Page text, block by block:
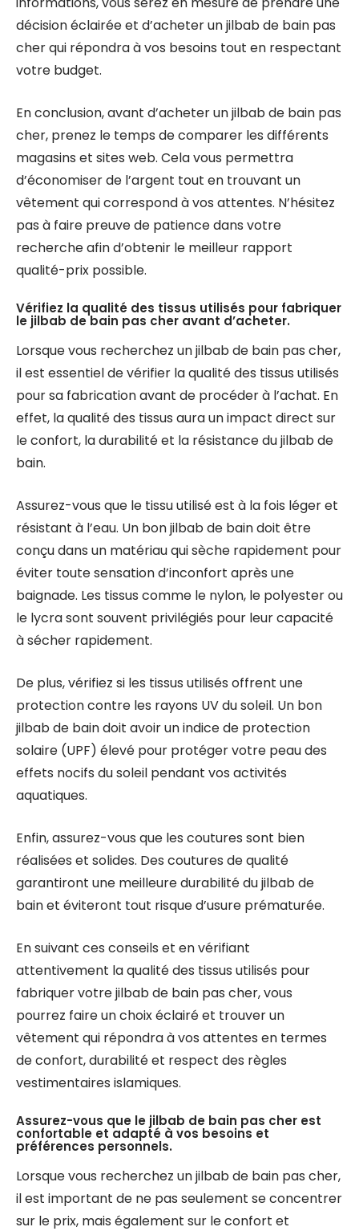
décision éclairée et d’acheter un jilbab de bain pas
cher qui répondra à vos besoins tout en respectant
votre budget.
En conclusion, avant d’acheter un jilbab de bain pas
cher, prenez le temps de comparer les différents
magasins et sites web. Cela vous permettra
d’économiser de l’argent tout en trouvant un
vêtement qui correspond à vos attentes. N’hésitez
pas à faire preuve de patience dans votre
recherche afin d’obtenir le meilleur rapport
qualité-prix possible.
Vérifiez la qualité des tissus utilisés pour fabriquer
le jilbab de bain pas cher avant d’acheter.
Lorsque vous recherchez un jilbab de bain pas cher,
il est essentiel de vérifier la qualité des tissus utilisés
pour sa fabrication avant de procéder à l’achat. En
effet, la qualité des tissus aura un impact direct sur
le confort, la durabilité et la résistance du jilbab de
bain.
Assurez-vous que le tissu utilisé est à la fois léger et
résistant à l’eau. Un bon jilbab de bain doit être
conçu dans un matériau qui sèche rapidement pour
éviter toute sensation d’inconfort après une
baignade. Les tissus comme le nylon, le polyester ou
le lycra sont souvent privilégiés pour leur capacité
à sécher rapidement.
De plus, vérifiez si les tissus utilisés offrent une
protection contre les rayons UV du soleil. Un bon
jilbab de bain doit avoir un indice de protection
solaire (UPF) élevé pour protéger votre peau des
effets nocifs du soleil pendant vos activités
aquatiques.
Enfin, assurez-vous que les coutures sont bien
réalisées et solides. Des coutures de qualité
garantiront une meilleure durabilité du jilbab de
bain et éviteront tout risque d’usure prématurée.
En suivant ces conseils et en vérifiant
attentivement la qualité des tissus utilisés pour
fabriquer votre jilbab de bain pas cher, vous
pourrez faire un choix éclairé et trouver un
vêtement qui répondra à vos attentes en termes
de confort, durabilité et respect des règles
vestimentaires islamiques.
Assurez-vous que le jilbab de bain pas cher est
confortable et adapté à vos besoins et
préférences personnels.
Lorsque vous recherchez un jilbab de bain pas cher,
il est important de ne pas seulement se concentrer
sur le prix, mais également sur le confort et